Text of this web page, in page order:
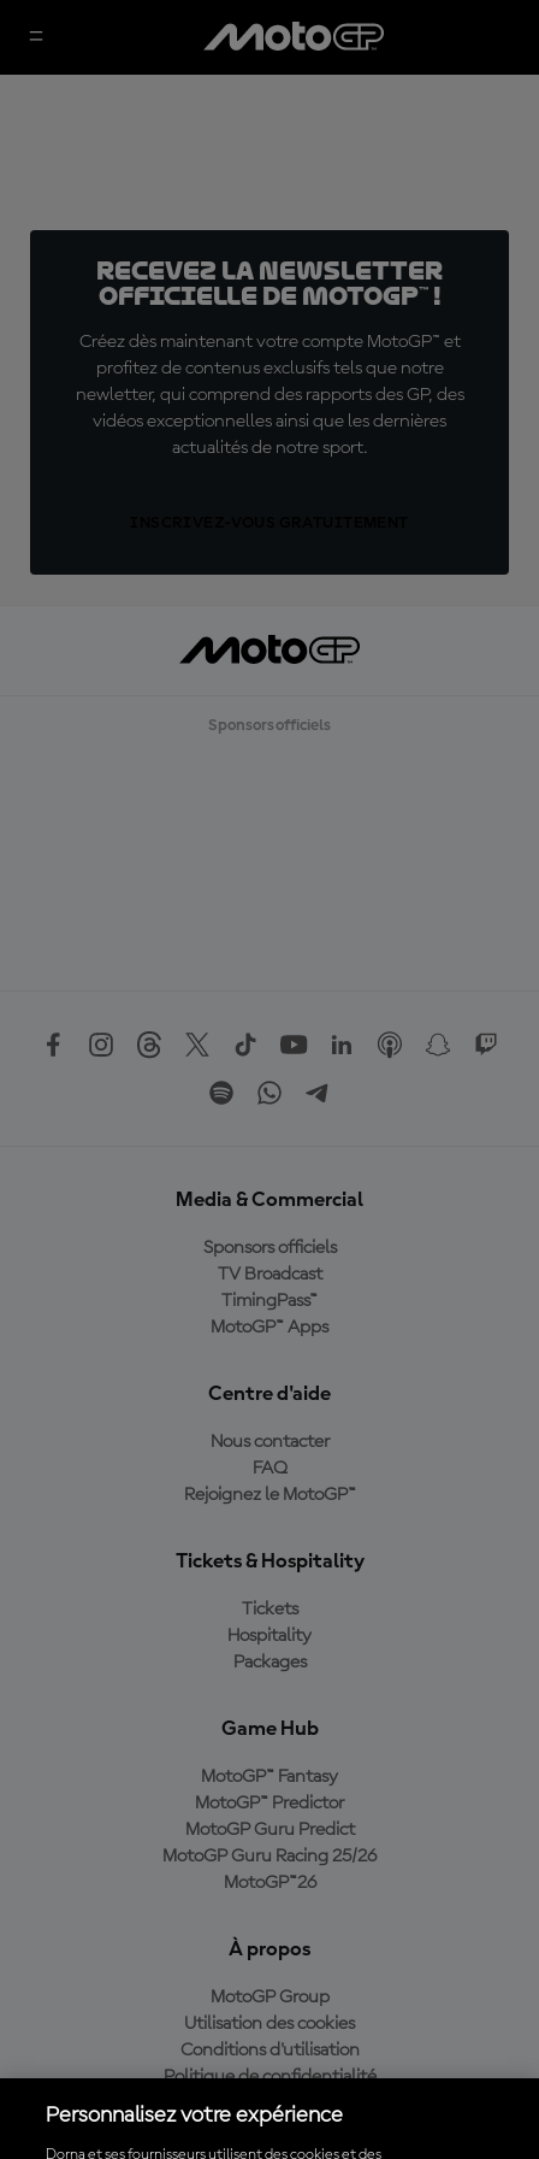
Recevez la Newsletter
officielle de MotoGP™ !
Créez dès maintenant votre compte MotoGP™ et
profitez de contenus exclusifs tels que notre
newletter, qui comprend des rapports des GP, des
vidéos exceptionnelles ainsi que les dernières
actualités de notre sport.
Sponsors officiels
Media & Commercial
Sponsors officiels
TV Broadcast
TimingPass™
MotoGP™ Apps
Centre d'aide
Nous contacter
FAQ
Rejoignez le MotoGP™
Tickets & Hospitality
Tickets
Hospitality
Packages
Game Hub
MotoGP™ Fantasy
MotoGP™ Predictor
MotoGP Guru Predict
MotoGP Guru Racing 25/26
MotoGP™26
À propos
MotoGP Group
Utilisation des cookies
Conditions d'utilisation
Politique de confidentialité
Politique d’achat
Personnalisez votre expérience
Dorna et ses fournisseurs utilisent des cookies et des